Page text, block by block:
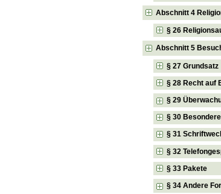
Abschnitt 4
§ 26
Abschnitt 5
§ 27 Grundsatz
§ 28 Recht auf
§ 29
§ 30
§ 31
§ 32
§ 33 Pakete
§ 34 Andere